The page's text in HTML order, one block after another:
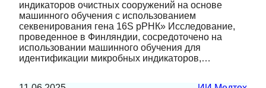
индикаторов очистных сооружений на основе
машинного обучения с использованием
секвенирования гена 16S рРНК» Исследование,
проведенное в Финляндии, сосредоточено на
использовании машинного обучения для
идентификации микробных индикаторов,…